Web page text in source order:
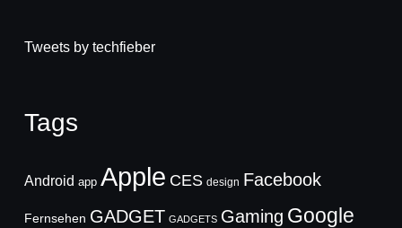
Tweets by techfieber
Tags
Android app Apple CES design Facebook
Fernsehen GADGET GADGETS Gaming Google